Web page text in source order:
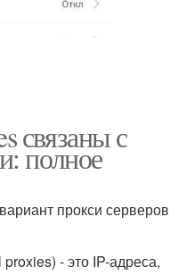
связаны с
полное
прокси серверов
- это IP-адреса,